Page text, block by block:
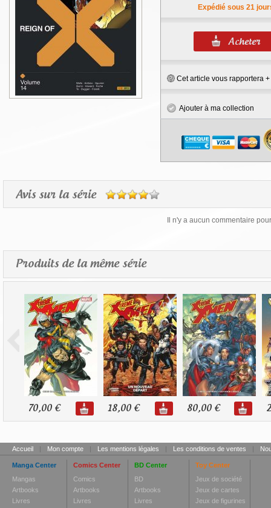
Expédié sous 21
Cet article vous rapportera +
Ajouter à ma collection
Avis sur la série
Il n'y a aucun commentaire
Produits de la même série
70,00 € 18,00 € 80,00 €
Accueil | Mon compte | Les mentions légales | Les conditions de ventes |
Manga Center
Mangas
Artbooks
Livres
Comics Center
Comics
Artbooks
Livres
BD Center
BD
Artbooks
Livres
Toy Center
Jeux de société
Jeux de cartes
Jeux de figurines